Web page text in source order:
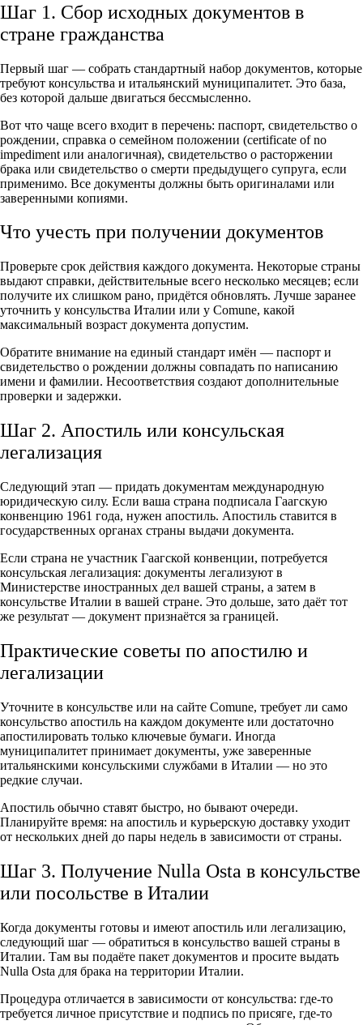
Шаг 1. Сбор исходных документов в
стране гражданства
Первый шаг — собрать стандартный набор документов, которые
требуют консульства и итальянский муниципалитет. Это база,
без которой дальше двигаться бессмысленно.
Вот что чаще всего входит в перечень: паспорт, свидетельство о
рождении, справка о семейном положении (certificate of no
impediment или аналогичная), свидетельство о расторжении
брака или свидетельство о смерти предыдущего супруга, если
применимо. Все документы должны быть оригиналами или
заверенными копиями.
Что учесть при получении документов
Проверьте срок действия каждого документа. Некоторые страны
выдают справки, действительные всего несколько месяцев; если
получите их слишком рано, придётся обновлять. Лучше заранее
уточнить у консульства Италии или у Comune, какой
максимальный возраст документа допустим.
Обратите внимание на единый стандарт имён — паспорт и
свидетельство о рождении должны совпадать по написанию
имени и фамилии. Несоответствия создают дополнительные
проверки и задержки.
Шаг 2. Апостиль или консульская
легализация
Следующий этап — придать документам международную
юридическую силу. Если ваша страна подписала Гаагскую
конвенцию 1961 года, нужен апостиль. Апостиль ставится в
государственных органах страны выдачи документа.
Если страна не участник Гаагской конвенции, потребуется
консульская легализация: документы легализуют в
Министерстве иностранных дел вашей страны, а затем в
консульстве Италии в вашей стране. Это дольше, зато даёт тот
же результат — документ признаётся за границей.
Практические советы по апостилю и
легализации
Уточните в консульстве или на сайте Comune, требует ли само
консульство апостиль на каждом документе или достаточно
апостилировать только ключевые бумаги. Иногда
муниципалитет принимает документы, уже заверенные
итальянскими консульскими службами в Италии — но это
редкие случаи.
Апостиль обычно ставят быстро, но бывают очереди.
Планируйте время: на апостиль и курьерскую доставку уходит
от нескольких дней до пары недель в зависимости от страны.
Шаг 3. Получение Nulla Osta в консульстве
или посольстве в Италии
Когда документы готовы и имеют апостиль или легализацию,
следующий шаг — обратиться в консульство вашей страны в
Италии. Там вы подаёте пакет документов и просите выдать
Nulla Osta для брака на территории Италии.
Процедура отличается в зависимости от консульства: где-то
требуется личное присутствие и подпись по присяге, где-то